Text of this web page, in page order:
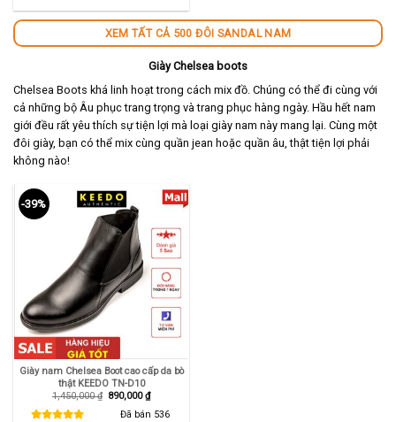
XEM TẤT CẢ 500 ĐÔI SANDAL NAM
Giày Chelsea boots
Chelsea Boots khá linh hoạt trong cách mix đồ. Chúng có thể đi cùng với
cả những bộ Âu phục trang trọng và trang phục hàng ngày. Hầu hết nam
giới đều rất yêu thích sự tiện lợi mà loại giày nam này mang lại. Cùng một
đôi giày, bạn có thể mix cùng quần jean hoặc quần âu, thật tiện lợi phải
không nào!
-39%
Giày nam Chelsea Boot cao cấp da bò
thật KEEDO TN-D10
1,450,000₫ Giá
890,000₫Giá
hiện
tại
Đã bán 536